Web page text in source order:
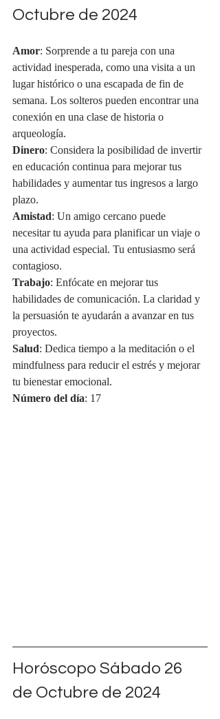
Octubre de 2024
Amor: Sorprende a tu pareja con una
actividad inesperada, como una visita a un
lugar histórico o una escapada de fin de
semana. Los solteros pueden encontrar una
conexión en una clase de historia o
arqueología.
Dinero: Considera la posibilidad de invertir
en educación continua para mejorar tus
habilidades y aumentar tus ingresos a largo
plazo.
Amistad: Un amigo cercano puede
necesitar tu ayuda para planificar un viaje o
una actividad especial. Tu entusiasmo será
contagioso.
Trabajo: Enfócate en mejorar tus
habilidades de comunicación. La claridad y
la persuasión te ayudarán a avanzar en tus
proyectos.
Salud: Dedica tiempo a la meditación o el
mindfulness para reducir el estrés y mejorar
tu bienestar emocional.
Número del día: 17
Horóscopo Sábado 26
de Octubre de 2024